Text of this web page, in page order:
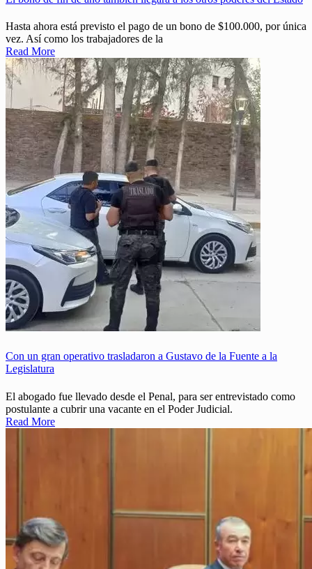
Hasta ahora está previsto el pago de un bono de $100.000, por única
vez. Así como los trabajadores de la
Read More
Con un gran operativo trasladaron a Gustavo de la Fuente a la
Legislatura
El abogado fue llevado desde el Penal, para ser entrevistado como
postulante a cubrir una vacante en el Poder Judicial.
Read More